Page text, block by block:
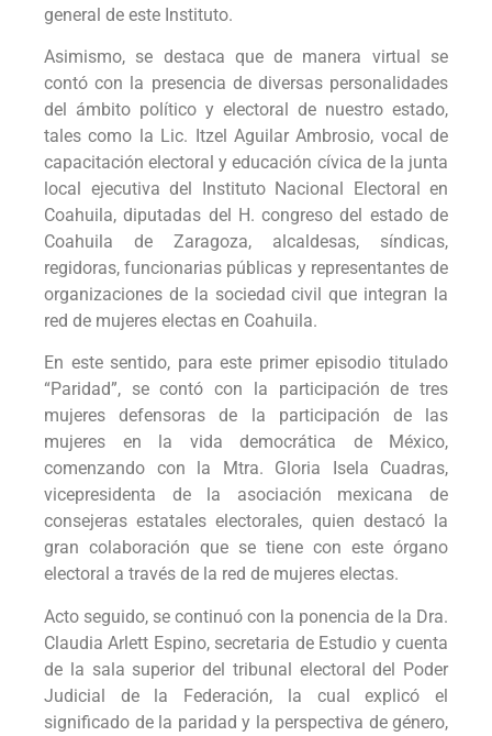
general de este Instituto.
Asimismo, se destaca que de manera virtual se
contó con la presencia de diversas personalidades
del ámbito político y electoral de nuestro estado,
tales como la Lic. Itzel Aguilar Ambrosio, vocal de
capacitación electoral y educación cívica de la junta
local ejecutiva del Instituto Nacional Electoral en
Coahuila, diputadas del H. congreso del estado de
Coahuila de Zaragoza, alcaldesas, síndicas,
regidoras, funcionarias públicas y representantes de
organizaciones de la sociedad civil que integran la
red de mujeres electas en Coahuila.
En este sentido, para este primer episodio titulado
“Paridad”, se contó con la participación de tres
mujeres defensoras de la participación de las
mujeres en la vida democrática de México,
comenzando con la Mtra. Gloria Isela Cuadras,
vicepresidenta de la asociación mexicana de
consejeras estatales electorales, quien destacó la
gran colaboración que se tiene con este órgano
electoral a través de la red de mujeres electas.
Acto seguido, se continuó con la ponencia de la Dra.
Claudia Arlett Espino, secretaria de Estudio y cuenta
de la sala superior del tribunal electoral del Poder
Judicial de la Federación, la cual explicó el
significado de la paridad y la perspectiva de género,